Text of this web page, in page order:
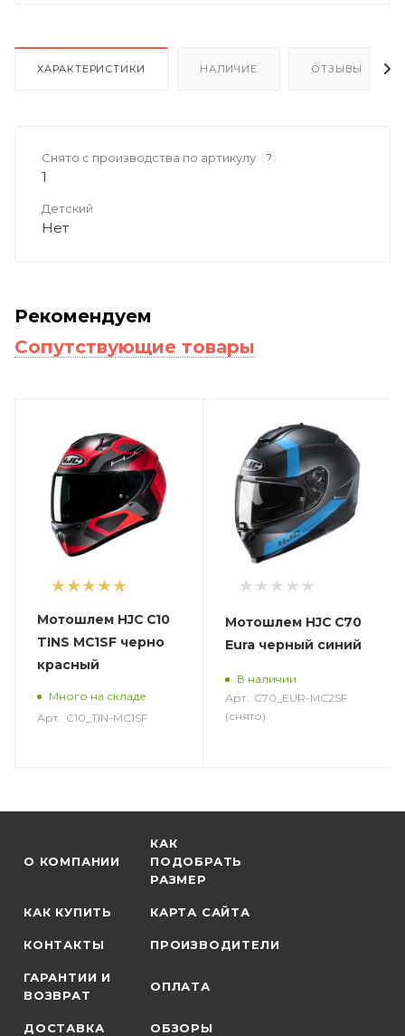
ХАРАКТЕРИСТИКИ НАЛИЧИЕ ОТЗЫВЫ
Снято с производства по артикулу ?
1
Детский
Нет
Рекомендуем
Сопутствующие товары
1
Мотошлем HJC C10
TINS MC1SF черно
красный
Много на складе
Арт.: C10_TIN-MC1SF
Мотошлем HJC C70
Eura черный синий
В наличии
Арт.: C70_EUR-MC2SF
(снято)
О КОМПАНИИ
КАК
ПОДОБРАТЬ
РАЗМЕР
КАК КУПИТЬ КАРТА САЙТА
КОНТАКТЫ ПРОИЗВОДИТЕЛИ
ГАРАНТИИ И
ВОЗВРАТ
ОПЛАТА
ДОСТАВКА ОБЗОРЫ